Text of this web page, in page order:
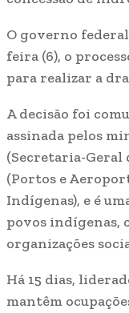
O governo
feira (6), o
para realizar a
A decisão foi
assinada pelos
(Secretaria-Geral
(Portos e
Indígenas), e é
povos indígenas,
organizações
Há 15 dias,
mantêm